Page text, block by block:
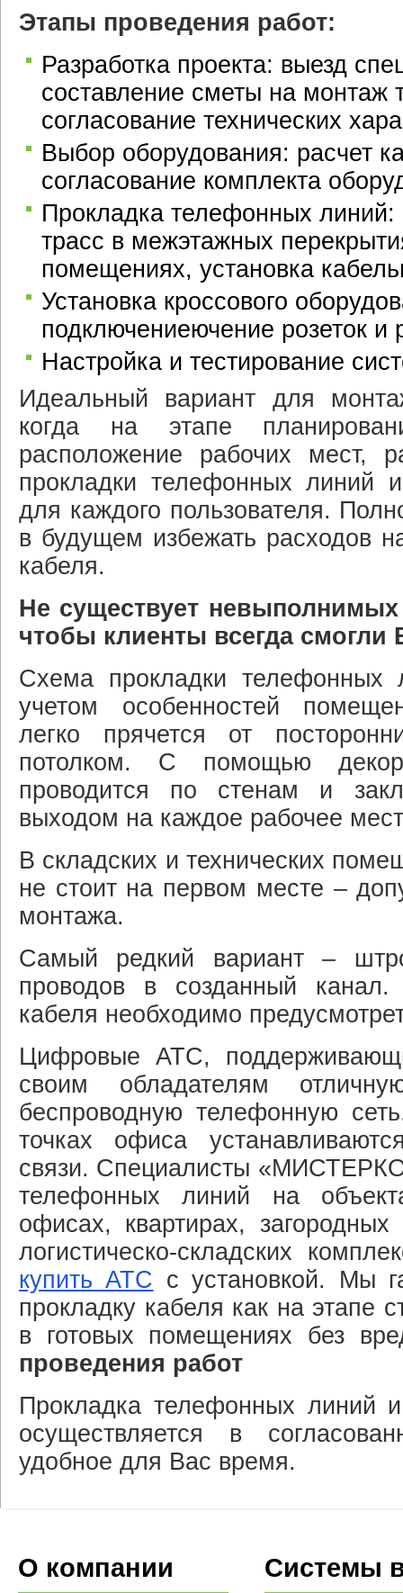
Этапы проведения работ:
Разработка проекта: выезд
составление сметы на монтаж
согласование технических
Выбор оборудования: расчет
согласование комплекта
Прокладка телефонных
трасс в межэтажных
помещениях, установка
Установка кроссового
подключениеючение розеток и
Настройка и тестирование
Идеальный вариант для
когда на этапе
расположение рабочих мест,
прокладки телефонных линий
для каждого пользователя.
в будущем избежать расходов
кабеля.
Не существует
чтобы клиенты всегда смогли
Схема прокладки телефонных
учетом особенностей
легко прячется от
потолком. С помощью
проводится по стенам и
выходом на каждое рабочее
В складских и технических
не стоит на первом месте –
монтажа.
Самый редкий вариант –
проводов в созданный
кабеля необходимо
Цифровые АТС,
своим обладателям
беспроводную телефонную
точках офиса
связи. Специалисты
телефонных линий на
офисах, квартирах,
логистическо-складских
купить АТС с установкой. Мы
прокладку кабеля как на этапе
в готовых помещениях без
проведения работ
Прокладка телефонных линий
осуществляется в
удобное для Вас время.
О компании Системы